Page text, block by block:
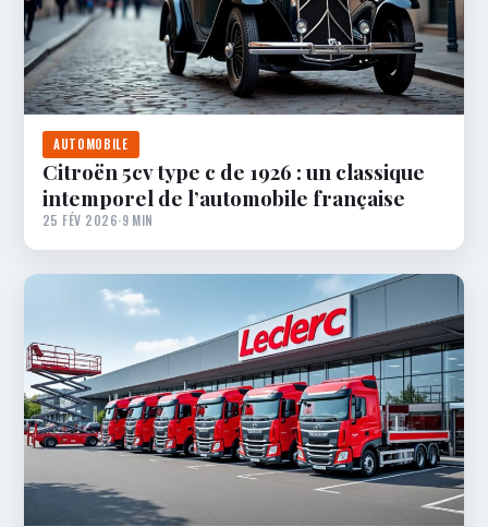
AUTOMOBILE
Citroën 5cv type c de 1926 : un classique
intemporel de l’automobile française
25 FÉV 2026·9 MIN